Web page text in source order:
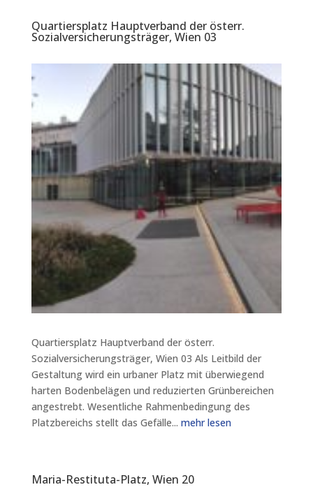
Quartiersplatz Hauptverband der österr.
Sozialversicherungsträger, Wien 03
Quartiersplatz Hauptverband der österr.
Sozialversicherungsträger, Wien 03 Als Leitbild der
Gestaltung wird ein urbaner Platz mit überwiegend
harten Bodenbelägen und reduzierten Grünbereichen
angestrebt. Wesentliche Rahmenbedingung des
Platzbereichs stellt das Gefälle... mehr lesen
Maria-Restituta-Platz, Wien 20